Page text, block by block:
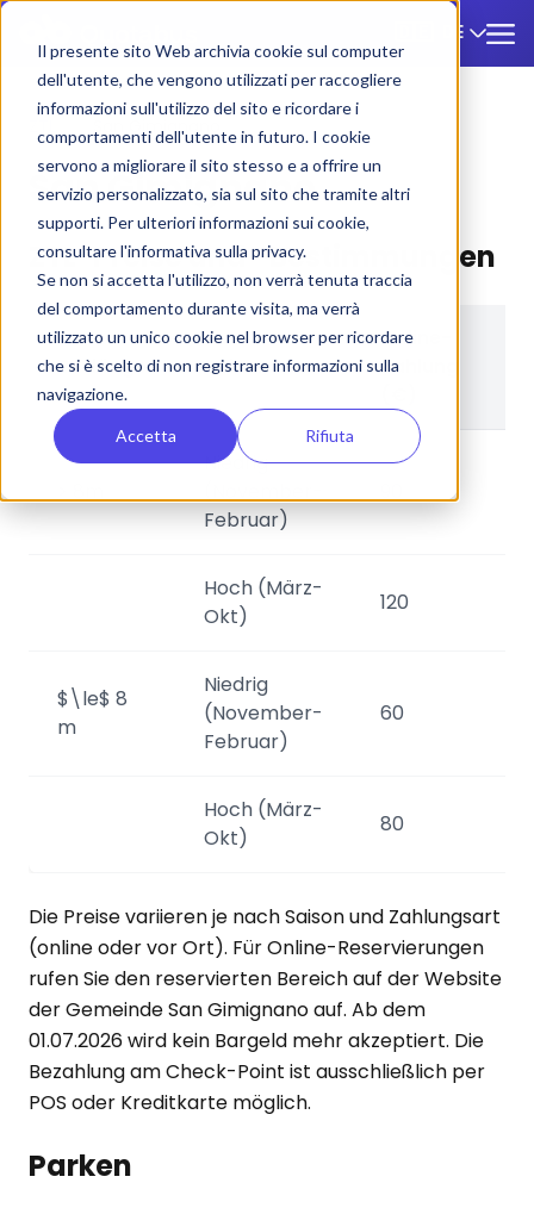
Il presente sito Web archivia cookie sul computer
dell'utente, che vengono utilizzati per raccogliere
informazioni sull'utilizzo del sito e ricordare i
comportamenti dell'utente in futuro. I cookie
servono a migliorare il sito stesso e a offrire un
servizio personalizzato, sia sul sito che tramite altri
supporti. Per ulteriori informazioni sui cookie,
consultare l'informativa sulla privacy.
Se non si accetta l'utilizzo, non verrà tenuta traccia
del comportamento durante visita, ma verrà
utilizzato un unico cookie nel browser per ricordare
che si è scelto di non registrare informazioni sulla
navigazione.
Accetta Rifiuta
DE
San Gimignano
San Gimignano
ZTL-Preise und -Bestimmungen
Buslänge Saison
Online-
Zahlung
Niedrig
Februar)
Hoch (März-
Okt)
120
$\le$ 8
m
Niedrig
(November-
Februar)
60
Hoch (März-
Okt)
80
Die Preise variieren je nach Saison und Zahlungsart
(online oder vor Ort). Für Online-Reservierungen
rufen Sie den reservierten Bereich auf der Website
der Gemeinde San Gimignano auf. Ab dem
01.07.2026 wird kein Bargeld mehr akzeptiert. Die
Bezahlung am Check-Point ist ausschließlich per
POS oder Kreditkarte möglich.
Parken